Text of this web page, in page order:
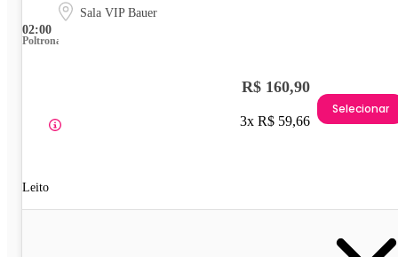
02:00
Sala VIP Bauer
Poltrona
Leito
R$ 160,90
3x R$ 59,66
Selecionar